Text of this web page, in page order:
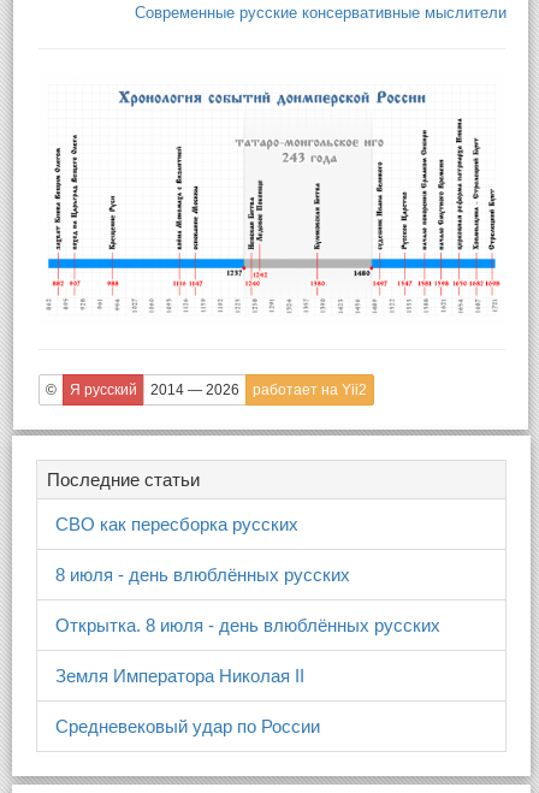
Современные русские консервативные мыслители
© Я русский 2014 — 2026 работает на Yii2
Последние статьи
СВО как пересборка русских
8 июля - день влюблённых русских
Открытка. 8 июля - день влюблённых русских
Земля Императора Николая II
Средневековый удар по России